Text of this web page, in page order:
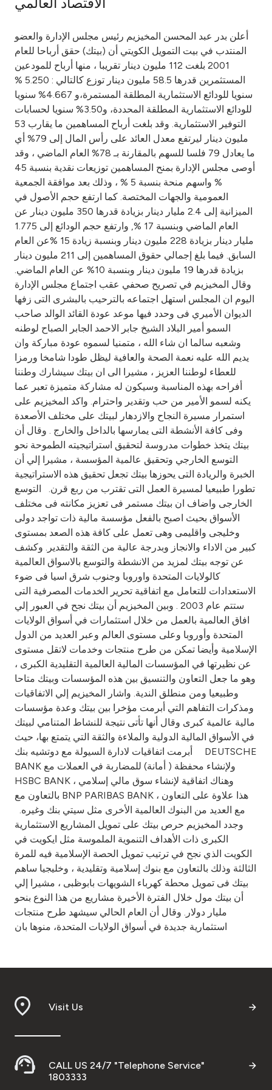
Tools & Services
After Sales Services
Contact us
Branch & ATM locator
Germany
Malaysia
Turkey
Egypt
UK
Kingdom of Bahrain
أعلن بدر عبد المحسن المخيزيم رئيس مجلس الإدارة والعضو
المنتدب في بيت التمويل الكويتي أن (بيتك) حقق أرباحا للعام
2001 بلغت 112 مليون دينار تقريبا ، منها أرباح للمودعين
المستثمرين قدرها 58.5 مليون دينار توزع كالتالي : 5.250 %
سنويا للودائع الاستثمارية المطلقة المستمرة،و 4.667% سنويا
للودائع الاستثمارية المطلقة المحددة، و3.50% سنويا لحسابات
التوفير الاستثمارية. وقد بلغت أرباح المساهمين ما يقارب 53
مليون دينار ليرتفع معدل العائد على رأس المال إلى 79% أي
ما يعادل 79 فلسا للسهم بالمقارنة بـ 78% العام الماضي ، وقد
أوصى مجلس الإدارة بمنح المساهمين توزيعات نقدية بنسبة 45
% واسهم منحة بنسبة 5 % ، وذلك بعد موافقة الجمعية
العمومية والجهات المختصة. كما ارتفع حجم الأصول في
الميزانية إلى 2.4 مليار دينار بزيادة قدرها 350 مليون دينار عن
العام الماضي وبنسبة 17 %, وارتفع حجم الودائع إلى 1.775
مليار دينار بزيادة 228 مليون دينار وبنسبة زيادة 15 %عن العام
السابق. فيما بلغ إجمالي حقوق المساهمين إلى 211 مليون دينار
بزيادة قدرها 19 مليون دينار وبنسبة 10% عن العام الماضي.
وقال المخيزيم في تصريح صحفي عقب اجتماع مجلس الإدارة
اليوم ان المجلس استهل اجتماعه بالترحيب بالبشرى التى زفها
الديوان الأميري فى وحدد فيها موعد عودة القائد الوالد صاحب
السمو أمير البلاد الشيخ جابر الاحمد الجابر الصباح لوطنه
وشعبه سالما ان شاء الله ، متمنيا لسموه عودة مباركة وان
يديم الله عليه نعمة الصحة والعافية ليظل طودا شامخا ورمزا
للعطاء لوطننا العزيز ، مشيرا الى ان بيتك سيشارك وطننا
أفراحه بهذه المناسبة وسيكون له مشاركة متميزة تعبر عما
يكنه لسمو الأمير من حب وتقدير واحترام. واكد المخيزيم على
استمرار مسيرة النجاح والازدهار لبيتك على مختلف الأصعدة
وفى كافة الأنشطة التى يمارسها بالداخل والخارج . وقال أن
بيتك يتخذ خطوات مدروسة لتحقيق استراتيجيته الطموحة نحو
التوسع الخارجي وتحقيق عالمية المؤسسة ، مشيرا إلي أن
الخبرة والريادة التى يحوزها بيتك تجعل تحقيق هذه الاستراتيجية
تطورا طبيعيا لمسيرة العمل التى تقترب من ربع قرن. التوسع
الخارجى واضاف ان بيتك مستمر فى تعزيز مكانته فى مختلف
الأسواق بحيث اصبح بالفعل مؤسسة مالية ذات تواجد دولى
وخليجى واقليمى وهى تعمل على كافة هذه الصعد بمستوى
كبير من الاداء والانجاز وبدرجة عالية من الثقة والتقدير. وكشف
عن توجه بيتك لمزيد من الانشطة والتوسع بالاسواق العالمية
كالولايات المتحدة واوروبا وجنوب شرق اسيا فى ضوء
الاستعدادات للتعامل مع اتفاقية تحرير الخدمات المصرفية التى
ستتم عام 2003 . وبين المخيزيم أن بيتك نجح في العبور إلي
افاق العالمية بالعمل من خلال استثمارات في أسواق الولايات
المتحدة وأوروبا وعلى مستوى العالم وعبر العديد من الدول
الإسلامية وأيضا تمكن من طرح منتجات وخدمات لاتقل مستوى
عن نظيرتها في المؤسسات المالية العالمية التقليدية الكبرى ،
وهو ما جعل التعاون والتنسيق بين هذه المؤسسات وبيتك متاحا
وطبيعيا ومن منطلق الندية. واشار المخيزيم إلي الاتفاقيات
ومذكرات التفاهم التي أبرمت مؤخرا بين بيتك وعدة مؤسسات
مالية عالمية كبرى وقال أنها تأتى نتيجة للنشاط المتنامي لبيتك
في الأسواق المالية الدولية والملاءة والثقة التي يتمتع بها، حيث
أبرمت اتفاقيات لادارة السيولة مع دوتشيه بنك DEUTSCHE
BANK ولإنشاء محفظة ( أمانة) للمضاربة في العملات مع
HSBC BANK ، وهناك اتفاقية لإنشاء سوق مالي إسلامي
بالتعاون مع BNP PARIBAS BANK ، هذا علاوة على التعاون
مع العديد من البنوك العالمية الأخرى مثل سيتي بنك وغيره.
وجدد المخيزيم حرص بيتك على تمويل المشاريع الاستثمارية
الكبرى ذات الأهداف التنموية الملموسة مثل ايكويت في
الكويت الذي نجح في ترتيب تمويل الحصة الإسلامية فيه للمرة
الثالثة وذلك بالتعاون مع بنوك إسلامية وتقليدية ، وخليجيا ساهم
بيتك فى تمويل محطة كهرباء الشويهات بابوظبى ، مشيرا إلي
أن بيتك مول خلال الفترة الأخيرة مشاريع من هذا النوع بنحو
مليار دولار. وقال أن العام الحالي سيشهد طرح منتجات
استثمارية جديدة في أسواق الولايات المتحدة، منوها بان
Visit Us
CALL US 24/7 "Telephone Service"
1803333